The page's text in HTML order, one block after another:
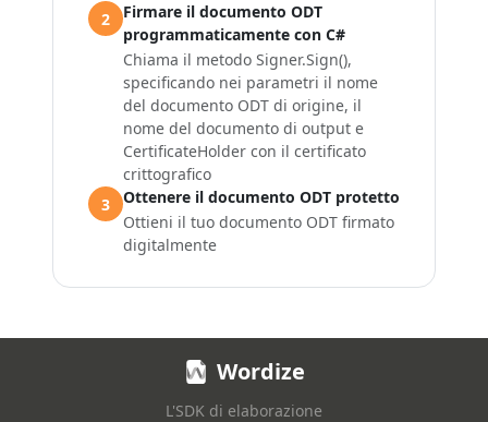
2
Firmare il documento ODT
programmaticamente con C#
Chiama il metodo Signer.Sign(),
specificando nei parametri il nome
del documento ODT di origine, il
nome del documento di output e
CertificateHolder con il certificato
crittografico
3
Ottenere il documento ODT protetto
Ottieni il tuo documento ODT firmato
digitalmente
Wordize
L'SDK di elaborazione